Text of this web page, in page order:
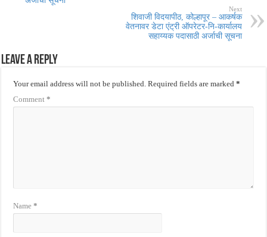
Next
शिवाजी विदयापीठ, कोल्हापूर – आकर्षक
वेतनावर डेटा एंट्री ऑपरेटर-नि-कार्यालय
सहाय्यक पदासाठी अर्जाची सूचना
Leave a Reply
Your email address will not be published. Required fields are marked*
Comment*
Name*